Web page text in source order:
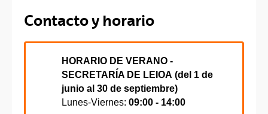
Contacto y horario
HORARIO DE VERANO -
SECRETARÍA DE LEIOA (del 1 de
junio al 30 de septiembre)
Lunes-Viernes: 09:00 - 14:00